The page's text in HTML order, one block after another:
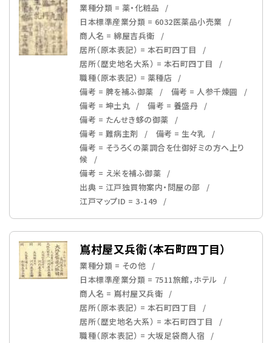
業種分類 = 薬・化粧品
日本標準産業分類 = 6032医薬品小売業
商人名 = 綿屋吉兵衛
居所（原本表記） = 本石町四丁目
居所（歴史地名大系） = 本石町四丁目
職種（原本表記） = 薬種店
備考 = 脾を補ふ御薬
備考 = 人参千煉圓
備考 = 坤土丸
備考 = 養盛丹
備考 = たんせき蛥の御薬
備考 = 難病主剤
備考 = 生々乳
備考 = そうろくの薬調合を仕御好ミの方へ上り
候
備考 = え米を補ふ御薬
出典 = 江戸独買物案内・問屋の部
江戸マップID = 3-149
嶌村屋又兵衛（本石町四丁目）
業種分類 = その他
日本標準産業分類 = 7511旅館，ホテル
商人名 = 嶌村屋又兵衛
居所（原本表記） = 本石町四丁目
居所（歴史地名大系） = 本石町四丁目
職種（原本表記） = 大坂足袋商人宿